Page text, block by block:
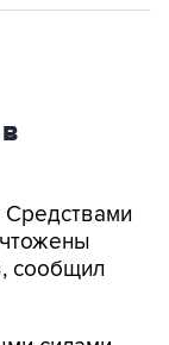
сообщил
силами